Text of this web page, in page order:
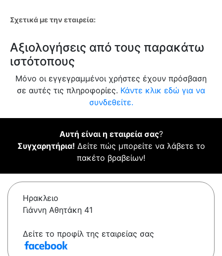
Σχετικά με την εταιρεία:
Αξιολογήσεις από τους παρακάτω
ιστότοπους
Μόνο οι εγγεγραμμένοι χρήστες έχουν πρόσβαση
σε αυτές τις πληροφορίες. Κάντε κλικ εδώ για να
συνδεθείτε.
Αυτή είναι η εταιρεία σας?
Συγχαρητήρια! Δείτε πώς μπορείτε να λάβετε το
πακέτο βραβείων!
Ηρακλειο
Γιάννη Αθητάκη 41
Δείτε το προφίλ της εταιρείας σας